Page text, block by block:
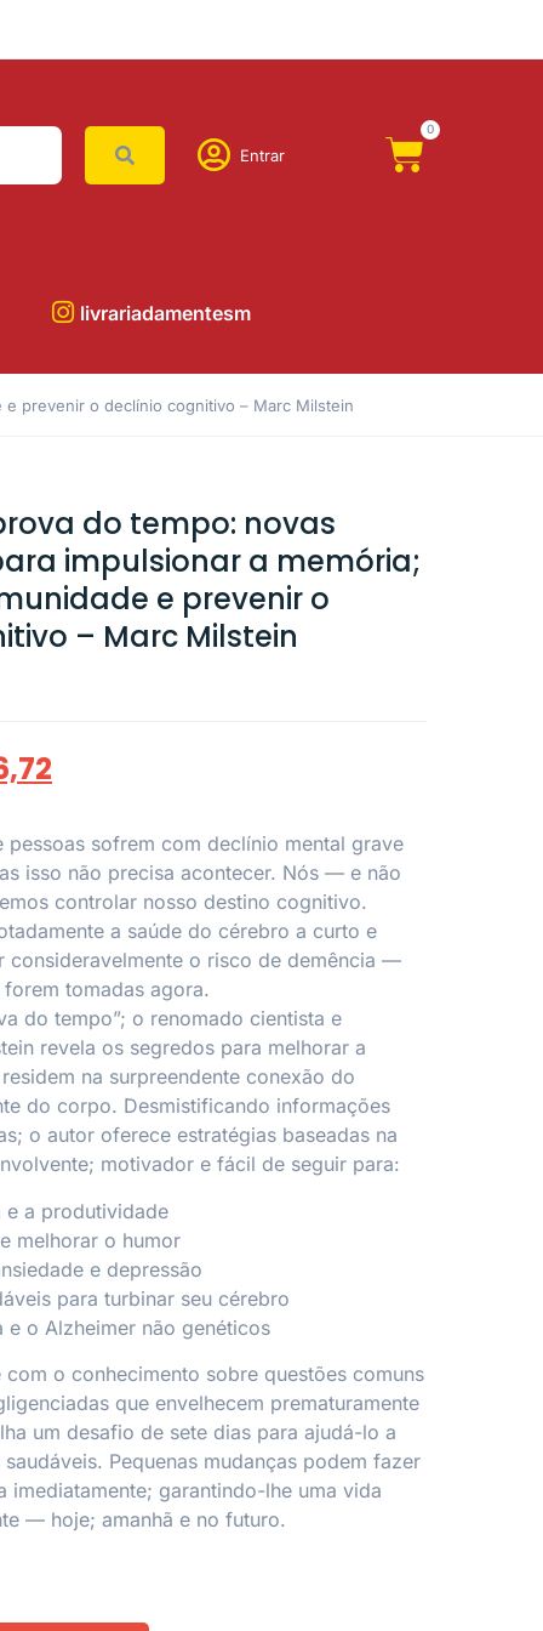
Entrar
0
livrariadamentesm
prevenir o declínio cognitivo – Marc Milstein
do tempo: novas
impulsionar a memória;
e prevenir o
– Marc Milstein
pessoas sofrem com declínio mental grave
isso não precisa acontecer. Nós — e não
controlar nosso destino cognitivo.
a saúde do cérebro a curto e
consideravelmente o risco de demência —
tomadas agora.
do tempo”; o renomado cientista e
revela os segredos para melhorar a
na surpreendente conexão do
do corpo. Desmistificando informações
o autor oferece estratégias baseadas na
motivador e fácil de seguir para:
e a produtividade
melhorar o humor
e depressão
para turbinar seu cérebro
e o Alzheimer não genéticos
com o conhecimento sobre questões comuns
que envelhecem prematuramente
um desafio de sete dias para ajudá-lo a
Pequenas mudanças podem fazer
imediatamente; garantindo-lhe uma vida
— hoje; amanhã e no futuro.